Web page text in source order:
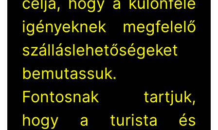
igényeknek megfelelő
szálláslehetőségeket
bemutassuk.
Fontosnak tartjuk,
hogy a turista és